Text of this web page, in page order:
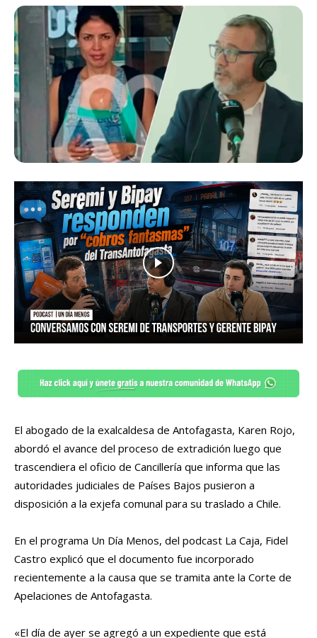
El abogado de la exalcaldesa de Antofagasta, Karen Rojo,
abordó el avance del proceso de extradición luego que
trascendiera el oficio de Cancillería que informa que las
autoridades judiciales de Países Bajos pusieron a
disposición a la exjefa comunal para su traslado a Chile.
En el programa Un Día Menos, del podcast La Caja, Fidel
Castro explicó que el documento fue incorporado
recientemente a la causa que se tramita ante la Corte de
Apelaciones de Antofagasta.
«El día de ayer se agregó a un expediente que está